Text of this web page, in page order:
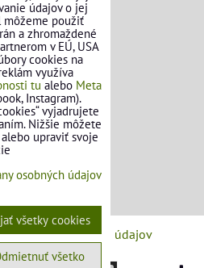
ochrany osobných údajov
údajov o jej
môžeme použiť
a zhromaždené
v EÚ, USA
cookies na
využíva
tu alebo Meta
Instagram).
vyjadrujete
Nižšie môžete
upraviť svoje
osobných údajov
všetky cookies
všetko